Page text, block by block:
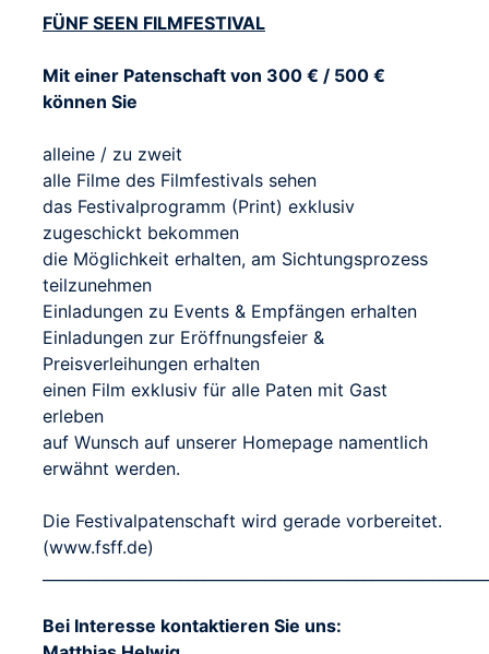
FÜNF SEEN FILMFESTIVAL
Mit einer Patenschaft von 300 € / 500 €
können Sie
alleine / zu zweit
alle Filme des Filmfestivals sehen
das Festivalprogramm (Print) exklusiv
zugeschickt bekommen
die Möglichkeit erhalten, am Sichtungsprozess
teilzunehmen
Einladungen zu Events & Empfängen erhalten
Einladungen zur Eröffnungsfeier &
Preisverleihungen erhalten
einen Film exklusiv für alle Paten mit Gast
erleben
auf Wunsch auf unserer Homepage namentlich
erwähnt werden.
Die Festivalpatenschaft wird gerade vorbereitet.
(www.fsff.de)
Bei Interesse kontaktieren Sie uns: